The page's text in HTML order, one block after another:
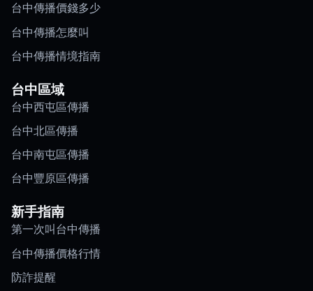
台中傳播價錢多少
台中傳播怎麼叫
台中傳播情境指南
台中區域
台中西屯區傳播
台中北區傳播
台中南屯區傳播
台中豐原區傳播
新手指南
第一次叫台中傳播
台中傳播價格行情
防詐提醒